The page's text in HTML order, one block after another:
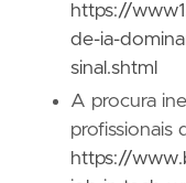
https://
de-ia-
sinal.shtml
A procura
profissionais
https://